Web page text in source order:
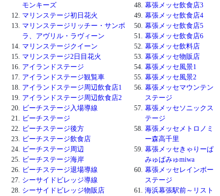
モンキーズ
マリンステージ初日花火
マリンステージリッチー・サンボ
ラ、アヴリル・ラヴィーン
マリンステージクイーン
マリンステージ2日目花火
アイランドステージ
アイランドステージ観覧車
アイランドステージ周辺飲食店1
アイランドステージ周辺飲食店2
ビーチステージ入場導線
ビーチステージ
ビーチステージ後方
ビーチステージ飲食店
ビーチステージ周辺
ビーチステージ海岸
ビーチステージ退場導線
シーサイドビレッジ導線
シーサイドビレッジ物販店
幕張メッセ飲食店3
幕張メッセ飲食店4
幕張メッセ飲食店5
幕張メッセ飲食店6
幕張メッセ飲料店
幕張メッセ物販店
幕張メッセ風景1
幕張メッセ風景2
幕張メッセマウンテン
ステージ
幕張メッセソニックス
テージ
幕張メッセメトロノミ
ー森高千里
幕張メッセきゃりーぱ
みゅぱみゅmiwa
幕張メッセレインボー
ステージ
海浜幕張駅前～リスト